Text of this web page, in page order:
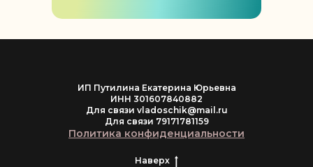
ИП Путилина Екатерина Юрьевна
ИНН 301607840882
Для связи vladoschik@mail.ru
Для связи 79171781159
Политика конфиденциальности
Наверх